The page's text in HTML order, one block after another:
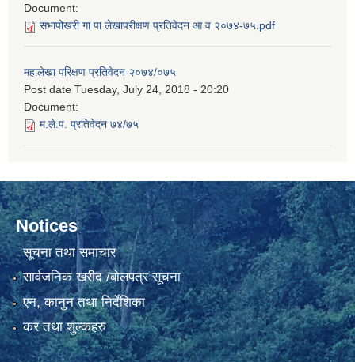
Document:
सभापोखरी गा पा लेखापरीक्षण प्रतिवेदन आ व २०७४-७५.pdf
महालेखा परिक्षण प्रतिवेदन २०७४/०७५
Post date Tuesday, July 24, 2018 - 20:20
Document:
म.ले.प. प्रतिवेदन ७४/७५
Notices
सूचना तथा समाचार
सार्वजनिक खरीद /बोलपत्र सूचना
एन, कानुन तथा निर्देशिका
कर तथा शुल्कहरु